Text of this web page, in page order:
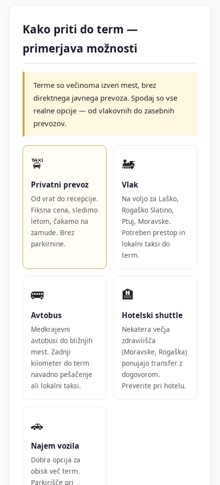
Kako priti do term —
primerjava možnosti
Terme so večinoma izven mest, brez
direktnega javnega prevoza. Spodaj so vse
realne opcije — od vlakovnih do zasebnih
prevozov.
🚖
Privatni prevoz
Od vrat do recepcije.
Fiksna cena, sledimo
letom, čakamo na
zamude. Brez
parkirnine.
🚂
Vlak
Na voljo za Laško,
Rogaško Slatino,
Ptuj, Moravske.
Potreben prestop in
lokalni taksi do
term.
🚌
Avtobus
Medkrajevni
avtobusi do bližnjih
mest. Zadnji
kilometer do term
navadno pešačenje
ali lokalni taksi.
🏨
Hotelski shuttle
Nekatera večja
zdravilišča
(Moravske, Rogaška)
ponujajo transfer z
dogovorom.
Preverite pri hotelu.
🚗
Najem vozila
Dobra opcija za
obisk več term.
Parkirišče pri